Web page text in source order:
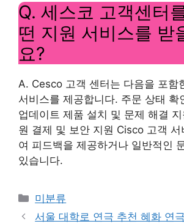
Q. 세스코 고객센터
떤 지원 서비스를 받
요?
A. Cesco 고객 센터는 다음을 포함
서비스를 제공합니다. 주문 상태 확
업데이트 제품 설치 및 문제 해결
원 결제 및 보안 지원 Cisco 고객
여 피드백을 제공하거나 일반적인
있습니다.
Categories
미분류
서울 대학로 연극 추천 혜화 연